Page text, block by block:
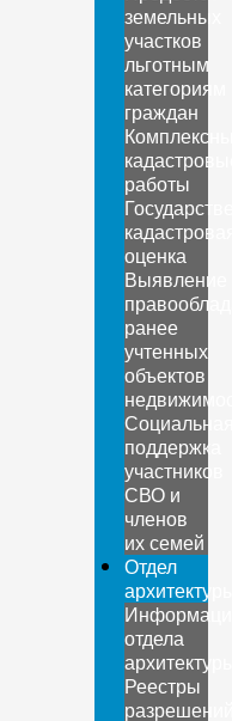
земельных
участков
льготным
категориям
граждан
работы
оценка
Выявление
ранее
учтенных
объектов
поддержка
участников
СВО и
членов
их семей
Отдел
отдела
Реестры